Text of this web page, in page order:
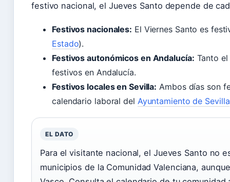
festivo nacional, el Jueves Santo depende de
Festivos nacionales: El Viernes Santo es
Estado).
Festivos autonómicos en Andalucía: Tanto
festivos en Andalucía.
Festivos locales en Sevilla: Ambos días son
calendario laboral del Ayuntamiento de Sevilla
EL DATO
Para el visitante nacional, el Jueves Santo no
municipios de la Comunidad Valenciana,